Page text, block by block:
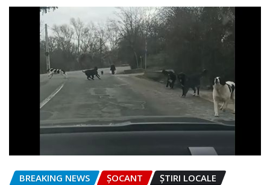
BREAKING NEWS ȘOCANT ȘTIRI LOCALE